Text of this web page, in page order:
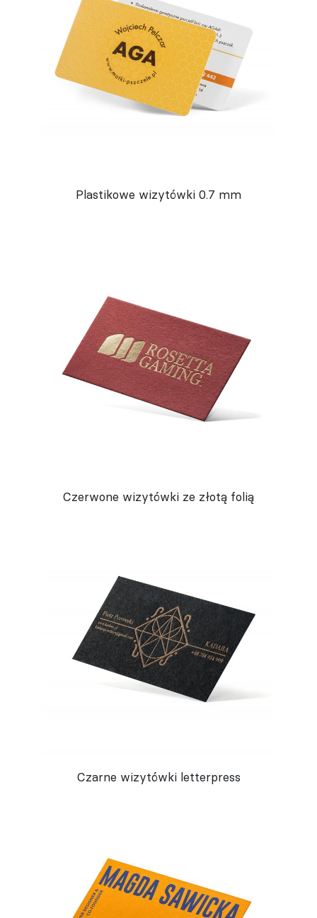
Plastikowe wizytówki 0.7 mm
Czerwone wizytówki ze złotą folią
Czarne wizytówki letterpress